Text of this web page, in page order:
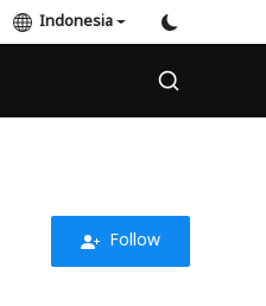
Indonesia
Follow